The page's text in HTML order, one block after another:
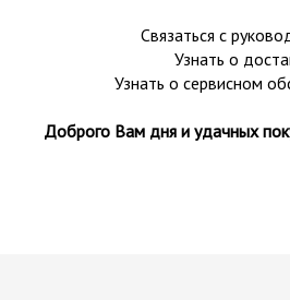
Связаться с
Узнать о
Узнать о сервисном
Доброго Вам дня и удачных